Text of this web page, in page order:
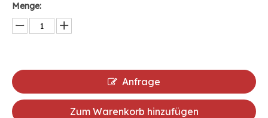
Menge:
Anfrage
Zum Warenkorb hinzufügen